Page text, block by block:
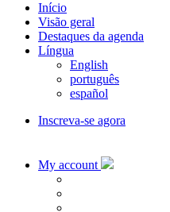
Início
Visão geral
Destaques da agenda
Língua
English
português
español
Inscreva-se agora
My account